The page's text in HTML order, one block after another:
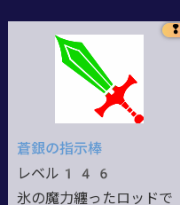
❢
蒼銀の指示棒
レベル146
氷の魔力纏ったロッドで